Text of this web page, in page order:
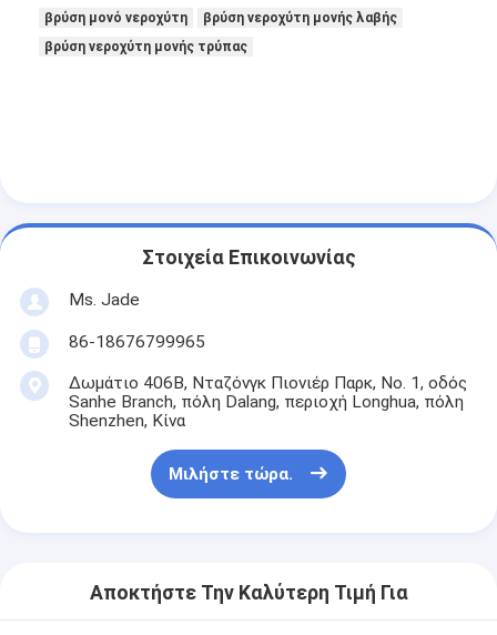
Σπίτι
Προϊόντα
Έλεγχος ποιότητας
Επικοινωνήστε μαζί μας
Υποθέσεις
Mortise κλειδαριά πορτών
πόρτα εισόδων handlesets
βρύση μονό νεροχύτη
βρύση νεροχύτη μονής λαβής
βρύση νεροχύτη μονής τρύπας
Στοιχεία Επικοινωνίας
Ms. Jade
86-18676799965
Δωμάτιο 406B, Νταζόνγκ Πιονιέρ Παρκ, Νο. 1, οδός
Sanhe Branch, πόλη Dalang, περιοχή Longhua, πόλη
Shenzhen, Κίνα
Μιλήστε τώρα.
Αποκτήστε Την Καλύτερη Τιμή Για